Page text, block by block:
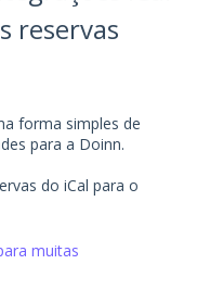
reservas
forma simples de
para a Doinn.
do iCal para o
muitas